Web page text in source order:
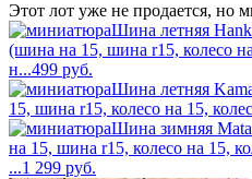
Этот лот уже не продается, но
Шина летняя
(шина на 15, шина r15, колесо
н...499 руб.
Шина летняя
15, шина r15, колесо на 15,
Шина зимняя
на 15, шина r15, колесо на 15,
...1 299 руб.